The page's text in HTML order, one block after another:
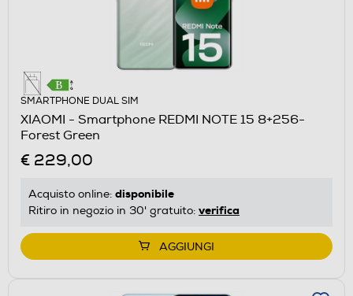
SMARTPHONE DUAL SIM
XIAOMI - Smartphone REDMI NOTE 15 8+256-
Forest Green
€ 229,00
Acquisto online: disponibile
Ritiro in negozio in 30' gratuito: verifica
AGGIUNGI